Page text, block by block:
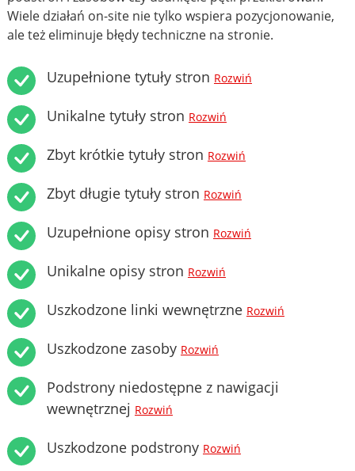
Wiele działań on-site nie tylko wspiera pozycjonowanie,
ale też eliminuje błędy techniczne na stronie.
Uzupełnione tytuły stron Rozwiń
Unikalne tytuły stron Rozwiń
Zbyt krótkie tytuły stron Rozwiń
Zbyt długie tytuły stron Rozwiń
Uzupełnione opisy stron Rozwiń
Unikalne opisy stron Rozwiń
Uszkodzone linki wewnętrzne Rozwiń
Uszkodzone zasoby Rozwiń
Podstrony niedostępne z nawigacji
wewnętrznej Rozwiń
Uszkodzone podstrony Rozwiń